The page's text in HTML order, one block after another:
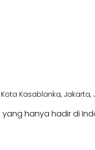
Kasablanka, Jakarta,
hanya hadir di